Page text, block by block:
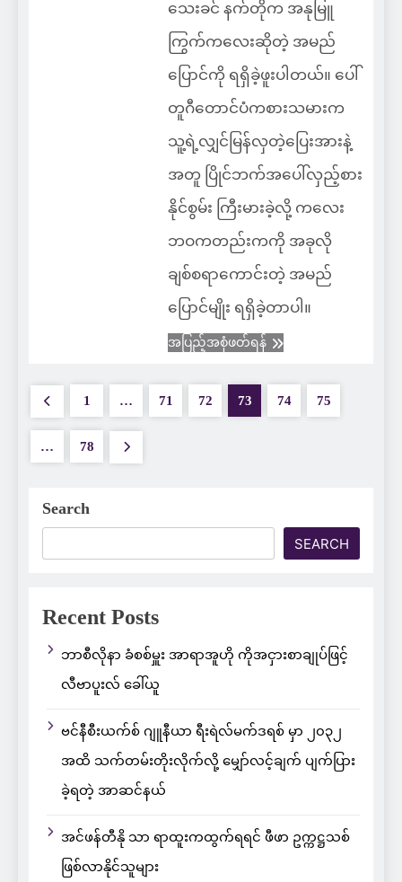
သေးခင် နက်တိုက အနုမြူ
ကြွက်ကလေးဆိုတဲ့ အမည်
ပြောင်ကို ရရှိခဲ့ဖူးပါတယ်။ ပေါ်
တူဂီတောင်ပံကစားသမားက
သူ့ရဲ့လျှင်မြန်လှတဲ့ပြေးအားနဲ့
အတူ ပြိုင်ဘက်အပေါ်လှည့်စား
နိုင်စွမ်း ကြီးမားခဲ့လို့ ကလေး
ဘဝကတည်းကကို အခုလို
ချစ်စရာကောင်းတဲ့ အမည်
ပြောင်မျိုး ရရှိခဲ့တာပါ။
အပြည့်အစုံဖတ်ရန်
1 … 71 72 73 74 75
… 78
Search
SEARCH
Recent Posts
ဘာစီလိုနာ ခံစစ်မှူး အာရာအူဟို ကိုအငှားစာချုပ်ဖြင့်
လီဗာပူးလ် ခေါ်ယူ
ဗင်နီစီးယက်စ် ဂျူနီယာ ရီးရဲလ်မက်ဒရစ် မှာ ၂၀၃၂
အထိ သက်တမ်းတိုးလိုက်လို့ မျှော်လင့်ချက် ပျက်ပြား
ခဲ့ရတဲ့ အာဆင်နယ်
အင်ဖန်တီနို သာ ရာထူးကထွက်ရရင် ဖီဖာ ဥက္ကဋ္ဌသစ်
ဖြစ်လာနိုင်သူများ